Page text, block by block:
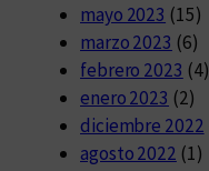
mayo 2023 (15)
marzo 2023 (6)
febrero 2023 (4)
enero 2023 (2)
diciembre 2022
agosto 2022 (1)